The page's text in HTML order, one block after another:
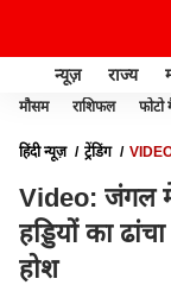
न्यूज़ राज्य
मौसम राशिफल फोटो
हिंदी न्यूज़ ट्रेंडिंग
Video: जंगल में
हड्डियों का
होश